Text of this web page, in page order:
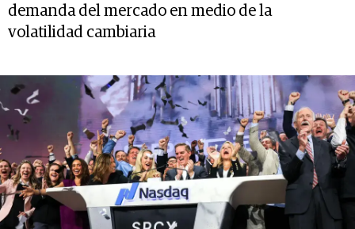
demanda del mercado en medio de la
volatilidad cambiaria